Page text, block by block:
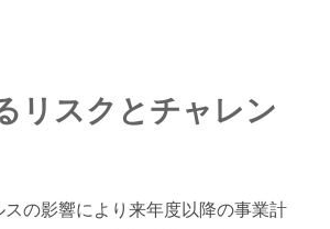
リスクとチャレン
の影響により来年度以降の事業計